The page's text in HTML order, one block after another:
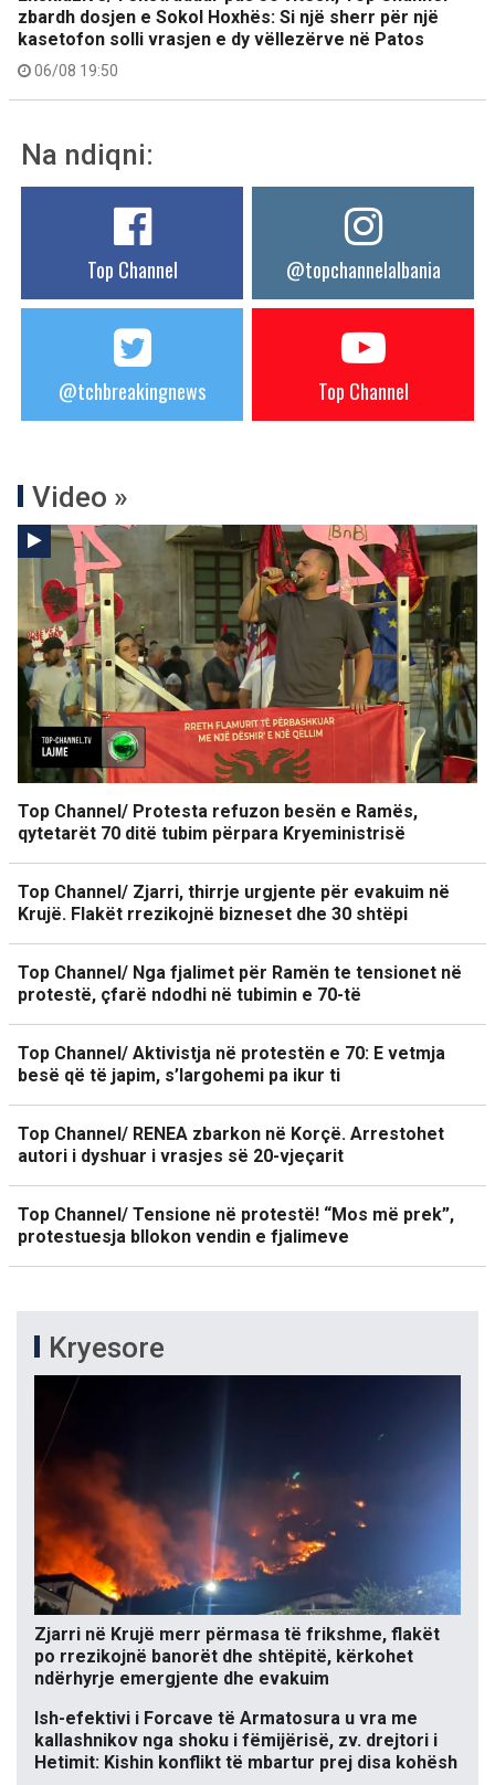
zbardh dosjen e Sokol Hoxhës: Si një sherr për një
kasetofon solli vrasjen e dy vëllezërve në Patos
06/08 19:50
Na ndiqni:
Top Channel @topchannelalbania
@tchbreakingnews Top Channel
Video »
Top Channel/ Protesta refuzon besën e Ramës,
qytetarët 70 ditë tubim përpara Kryeministrisë
Top Channel/ Zjarri, thirrje urgjente për evakuim në
Krujë. Flakët rrezikojnë bizneset dhe 30 shtëpi
Top Channel/ Nga fjalimet për Ramën te tensionet në
protestë, çfarë ndodhi në tubimin e 70-të
Top Channel/ Aktivistja në protestën e 70: E vetmja
besë që të japim, s’largohemi pa ikur ti
Top Channel/ RENEA zbarkon në Korçë. Arrestohet
autori i dyshuar i vrasjes së 20-vjeçarit
Top Channel/ Tensione në protestë! “Mos më prek”,
protestuesja bllokon vendin e fjalimeve
Kryesore
Zjarri në Krujë merr përmasa të frikshme, flakët
po rrezikojnë banorët dhe shtëpitë, kërkohet
ndërhyrje emergjente dhe evakuim
Ish-efektivi i Forcave të Armatosura u vra me
kallashnikov nga shoku i fëmijërisë, zv. drejtori i
Hetimit: Kishin konflikt të mbartur prej disa kohësh